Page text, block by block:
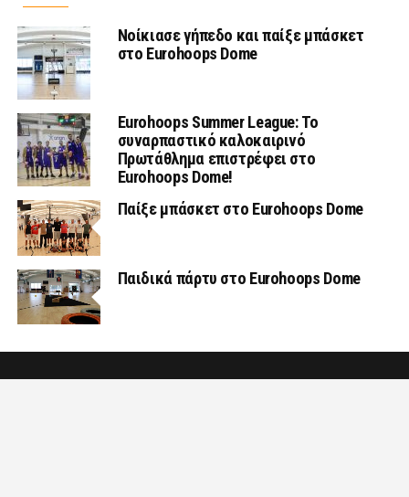
Νοίκιασε γήπεδο και παίξε μπάσκετ
στο Eurohoops Dome
Eurohoops Summer League: Το
συναρπαστικό καλοκαιρινό
Πρωτάθλημα επιστρέφει στο
Eurohoops Dome!
Παίξε μπάσκετ στο Eurohoops Dome
Παιδικά πάρτυ στο Eurohoops Dome